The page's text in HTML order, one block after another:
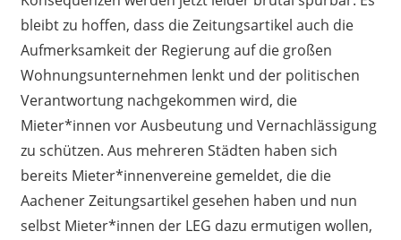
bleibt zu hoffen, dass die Zeitungsartikel auch die
Aufmerksamkeit der Regierung auf die großen
Wohnungsunternehmen lenkt und der politischen
Verantwortung nachgekommen wird, die
Mieter*innen vor Ausbeutung und Vernachlässigung
zu schützen. Aus mehreren Städten haben sich
bereits Mieter*innenvereine gemeldet, die die
Aachener Zeitungsartikel gesehen haben und nun
selbst Mieter*innen der LEG dazu ermutigen wollen,